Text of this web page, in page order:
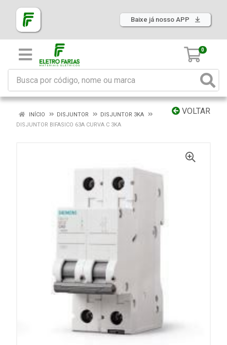
Baixe já nosso APP
0
VOLTAR
INÍCIO DISJUNTOR
DISJUNTOR 3KA
DISJUNTOR BIFASICO 63A CURVA C 3KA